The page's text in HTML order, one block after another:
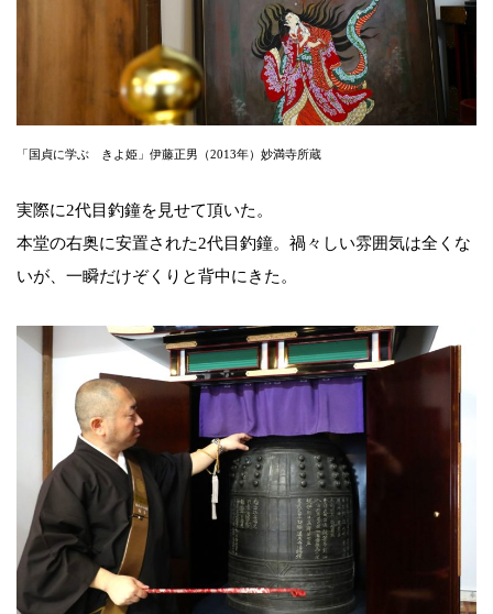
「国貞に学ぶ きよ姫」伊藤正男（2013年）妙満寺所蔵
実際に2代目釣鐘を見せて頂いた。
本堂の右奥に安置された2代目釣鐘。禍々しい雰囲気は全くな
いが、一瞬だけぞくりと背中にきた。